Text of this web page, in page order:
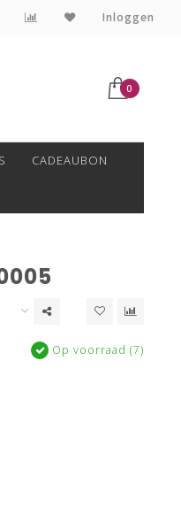
MOLLIE! Inloggen
0
CADEAUBON
Op voorraad (7)